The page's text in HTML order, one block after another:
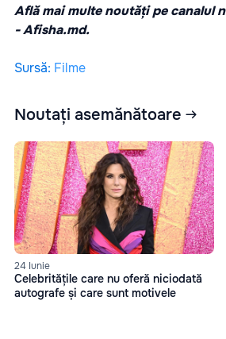
Află mai multe noutăți pe canalul
-Afisha.md.
Sursă: Filme
Noutați asemănătoare
24 Iunie
Celebritățile care nu oferă niciodată
autografe și care sunt motivele